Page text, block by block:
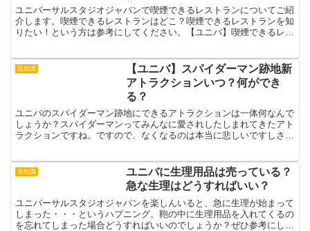
ユニバーサルスタジオジャパンで喫煙できるレストランについてご紹
介します。喫煙できるレストランはどこ？喫煙できるレストランを知
りたい！という方は参考にしてください。【ユニバ】喫煙できるレス
豆知識
【ユニバ】スパイダーマン跡地新
アトラクションいつ？何ができ
る？
ユニバのスパイダーマン跡地にできるアトラクションは一体何なんで
しょうか？スパイダーマンってみんなに愛されしたしまれてきたアト
ラクションですね。ですので、なくなるのは本当に悲しいですしさみ
豆知識
ユニバに生理用品は売っている？
急な生理はどうすればいい？
ユニバーサルスタジオジャパンを楽しんいると、急に生理が始まって
しまった・・・というハプニング。鞄の中に生理用品を入れてくるの
を忘れてしまった場合どうすればいいのでしょうか？ぜひ参考にして